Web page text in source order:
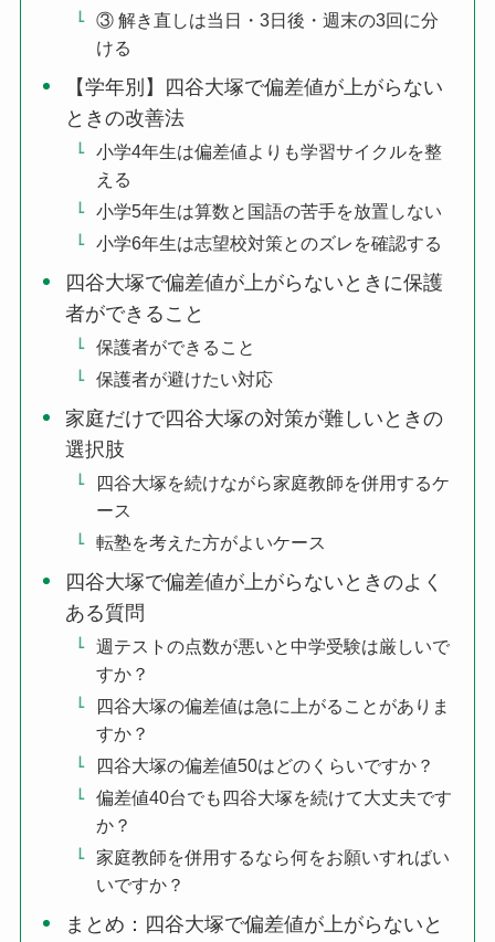
③ 解き直しは当日・3日後・週末の3回に分
ける
【学年別】四谷大塚で偏差値が上がらない
ときの改善法
小学4年生は偏差値よりも学習サイクルを整
える
小学5年生は算数と国語の苦手を放置しない
小学6年生は志望校対策とのズレを確認する
四谷大塚で偏差値が上がらないときに保護
者ができること
保護者ができること
保護者が避けたい対応
家庭だけで四谷大塚の対策が難しいときの
選択肢
四谷大塚を続けながら家庭教師を併用するケ
ース
転塾を考えた方がよいケース
四谷大塚で偏差値が上がらないときのよく
ある質問
週テストの点数が悪いと中学受験は厳しいで
すか？
四谷大塚の偏差値は急に上がることがありま
すか？
四谷大塚の偏差値50はどのくらいですか？
偏差値40台でも四谷大塚を続けて大丈夫です
か？
家庭教師を併用するなら何をお願いすればい
いですか？
まとめ：四谷大塚で偏差値が上がらないと